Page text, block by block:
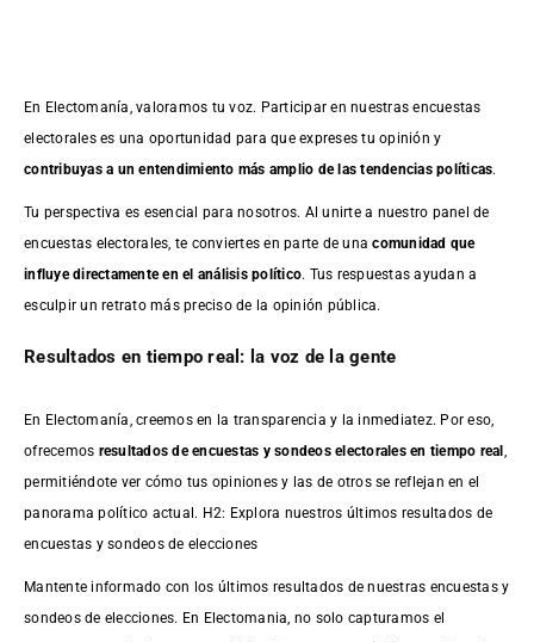
En Electomanía, valoramos tu voz. Participar en nuestras encuestas
electorales es una oportunidad para que expreses tu opinión y
contribuyas a un entendimiento más amplio de las tendencias políticas.
Tu perspectiva es esencial para nosotros. Al unirte a nuestro panel de
encuestas electorales, te conviertes en parte de unacomunidad que
influye directamente en el análisis político. Tus respuestas ayudan a
esculpir un retrato más preciso de la opinión pública.
Resultados en tiempo real: la voz de la gente
En Electomanía, creemos en la transparencia y la inmediatez. Por eso,
ofrecemos resultados deencuestas y sondeos electorales en tiempo real
permitiéndote ver cómo tus opiniones y las de otros se reflejan en el
panorama político actual. H2: Explora nuestros últimos resultados de
encuestas y sondeos de elecciones
Mantente informado con los últimos resultados de nuestras encuestasy
sondeos de elecciones. En Electomania, no solo capturamos el